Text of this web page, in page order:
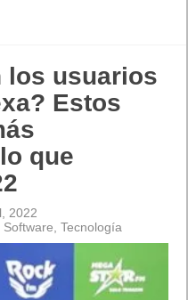
los usuarios
Estos
que
2022
Software,Tecnología